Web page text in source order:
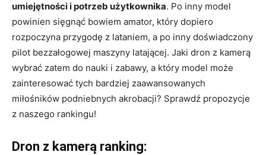
umiejętności i potrzeb użytkownika. Po inny model
powinien sięgnąć bowiem amator, który dopiero
rozpoczyna przygodę z lataniem, a po inny doświadczony
pilot bezzałogowej maszyny latającej. Jaki dron z kamerą
wybrać zatem do nauki i zabawy, a który model może
zainteresować tych bardziej zaawansowanych
miłośników podniebnych akrobacji? Sprawdź propozycje
z naszego rankingu!
Dron z kamerą ranking: